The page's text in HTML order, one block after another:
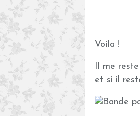
Voila !
Il me
et si il